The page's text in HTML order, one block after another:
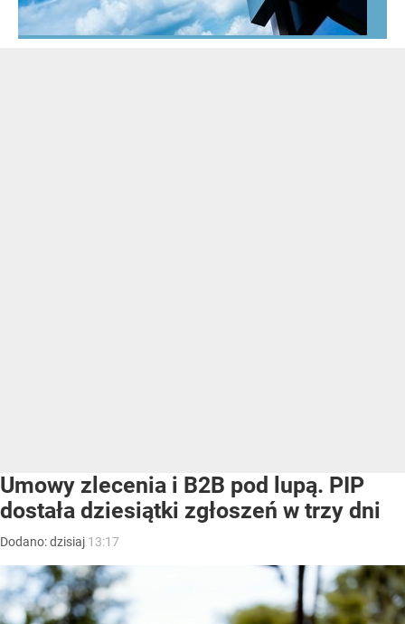
Umowy zlecenia i B2B pod lupą. PIP
dostała dziesiątki zgłoszeń w trzy dni
Dodano:dzisiaj 13:17